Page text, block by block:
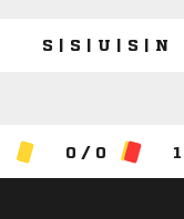
S | S | U | S | N
0 / 0